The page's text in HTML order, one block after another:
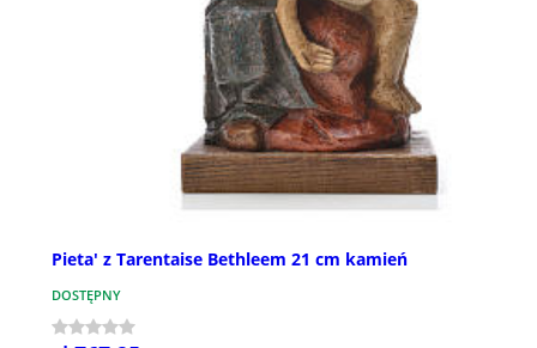
Pieta' z Tarentaise Bethleem 21 cm kamień
DOSTĘPNY